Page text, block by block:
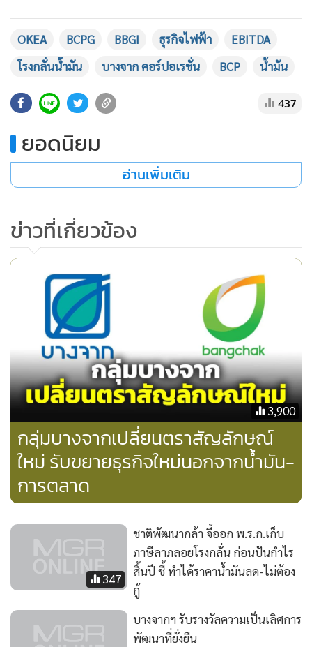
• SMEs
หุ้น
อินโดจีน
• Celeb Online
• ญี่ปุ่น
• Gotomanager
OKEA BCPG BBGI ธุรกิจไฟฟ้า
EBITDA
โรงกลั่นน้ำมัน
บางจาก คอร์ปอเรชั่น BCP น้ำมัน
437
ยอดนิยม
อ่านเพิ่มเติม
ข่าวที่เกี่ยวข้อง
3,900
กลุ่มบางจากเปลี่ยนตราสัญลักษณ์
ใหม่ รับขยายธุรกิจใหม่นอกจากน้ำมัน-
การตลาด
347
ชาติพัฒนากล้า จี้ออก พ.ร.ก.เก็บ
ภาษีลาภลอยโรงกลั่น ก่อนปันกำไร
สิ้นปี ชี้ ทำได้ราคาน้ำมันลด-ไม่ต้อง
กู้
บางจากฯ รับรางวัลความเป็นเลิศการ
พัฒนาที่ยั่งยืน